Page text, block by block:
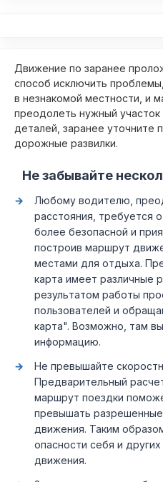
Движение по заранее
способ исключить
в незнакомой местности, и
преодолеть нужный участок
деталей, заранее уточните
дорожные развилки.
Не забывайте
Любому водителю,
расстояния, требуется
более безопасной и
построив маршрут
местами для отдыха.
карта имеет различные
результатом работы
пользователей и
карта". Возможно, там
информацию.
Не превышайте
Предварительный
маршрут поездки
превышать разрешенные
движения. Таким
опасности себя и
движения.